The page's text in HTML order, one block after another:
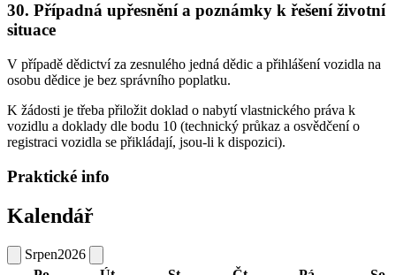
30. Případná upřesnění a poznámky k řešení životní
situace
V případě dědictví za zesnulého jedná dědic a přihlášení vozidla na
osobu dědice je bez správního poplatku.
K žádosti je třeba přiložit doklad o nabytí vlastnického práva k
vozidlu a doklady dle bodu 10 (technický průkaz a osvědčení o
registraci vozidla se přikládají, jsou-li k dispozici).
Praktické info
Kalendář
Srpen2026